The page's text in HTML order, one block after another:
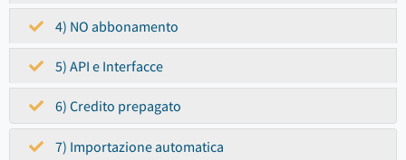
4) NO abbonamento
5) API e Interfacce
6) Credito prepagato
7) Importazione automatica